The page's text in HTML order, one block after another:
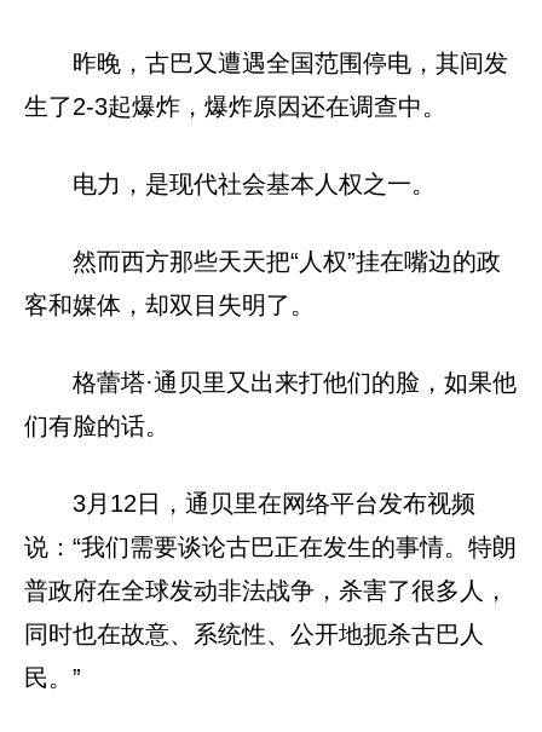
昨晚，古巴又遭遇全国范围停电，其间发
生了2-3起爆炸，爆炸原因还在调查中。
电力，是现代社会基本人权之一。
然而西方那些天天把“人权”挂在嘴边的政
客和媒体，却双目失明了。
格蕾塔·通贝里又出来打他们的脸，如果他
们有脸的话。
3月12日，通贝里在网络平台发布视频
说：“我们需要谈论古巴正在发生的事情。特朗
普政府在全球发动非法战争，杀害了很多人，
同时也在故意、系统性、公开地扼杀古巴人
民。”